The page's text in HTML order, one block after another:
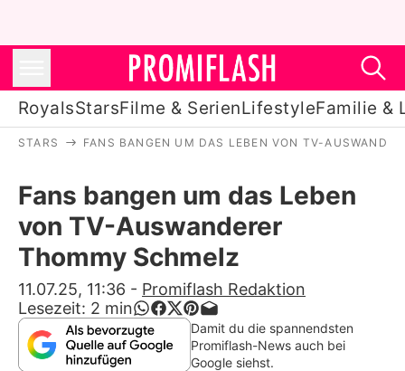
RoyalsStarsFilme & SerienLifestyleFamilie &
Stars
Filme & Serien
Lifestyle
Familie & Liebe
Promiflash Exklusiv
STARS FANS BANGEN UM DAS LEBEN VON TV-
Fans bangen um das Leben
von TV-Auswanderer
Thommy Schmelz
11.07.25, 11:36 - Promiflash Redaktion
Lesezeit: 2 min
Damit du die spannendsten
Promiflash-News auch bei
Google siehst.